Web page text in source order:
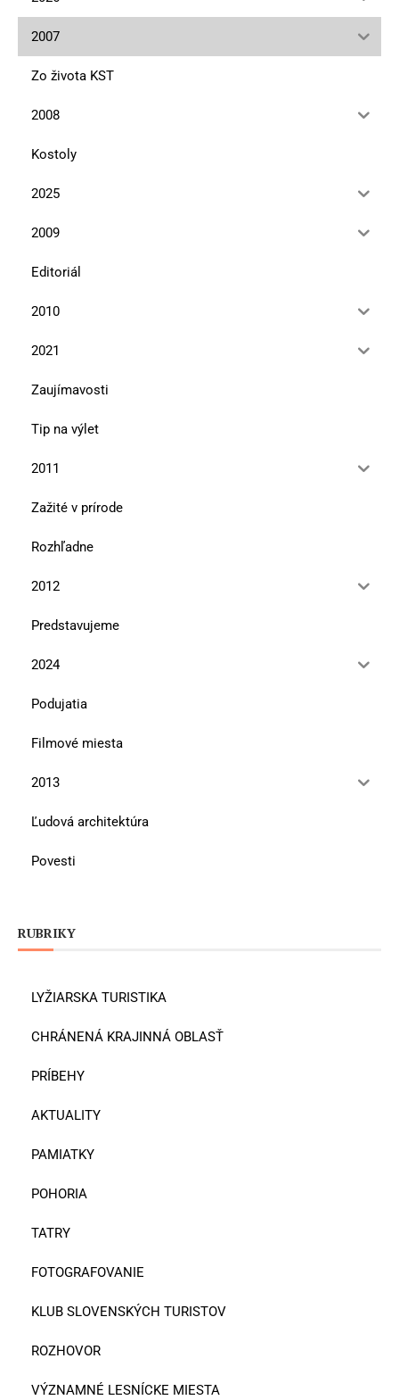
2007
Zo života KST
2008
Kostoly
2025
2009
Editoriál
2010
2021
Zaujímavosti
Tip na výlet
2011
Zažité v prírode
Rozhľadne
2012
Predstavujeme
2024
Podujatia
Filmové miesta
2013
Ľudová architektúra
Povesti
RUBRIKY
LYŽIARSKA TURISTIKA
CHRÁNENÁ KRAJINNÁ OBLASŤ
PRÍBEHY
AKTUALITY
PAMIATKY
POHORIA
TATRY
FOTOGRAFOVANIE
KLUB SLOVENSKÝCH TURISTOV
ROZHOVOR
VÝZNAMNÉ LESNÍCKE MIESTA